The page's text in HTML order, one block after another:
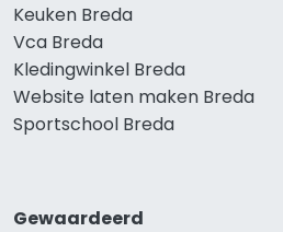
Keuken Breda
Vca Breda
Kledingwinkel Breda
Website laten maken Breda
Sportschool Breda
Gewaardeerd